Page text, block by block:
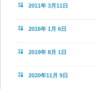
2011年 3月11日
2016年 1月 6日
2019年 8月 1日
2020年11月 9日